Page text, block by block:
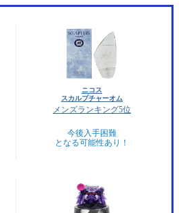
ニコス
スカルプチャーオム
メンズランキング5位
今後入手困難
となる可能性あり！